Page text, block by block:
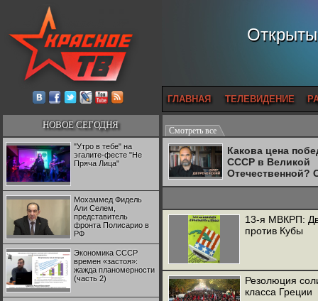
ГЛАВНАЯ ТЕЛЕВИДЕНИЕ
НОВОЕ СЕГОДНЯ
"Утро в тебе" на
эгалите-фесте "Не
Пряча Лица"
Мохаммед Фидель
Али Селем,
представитель
фронта Полисарио в
РФ
Экономика СССР
времен «застоя»:
жажда планомерности
(часть 2)
Смотреть все
Какова цена
СССР в Великой
Отечественной?
Двуреченский о
13-я МВКРП:
против Кубы
Резолюция
класса Греции